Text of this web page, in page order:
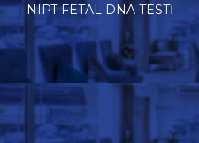
NIPT FETAL DNA TESTI